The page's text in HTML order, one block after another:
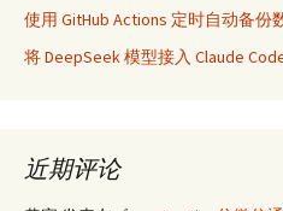
使用 GitHub Actions 定时自动备份
将 DeepSeek 模型接入 Claude
近期评论